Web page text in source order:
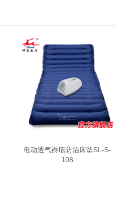
电动透气褥疮防治床垫SL-S-
108